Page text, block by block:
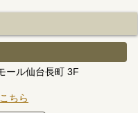
ール仙台長町 3F
ちら